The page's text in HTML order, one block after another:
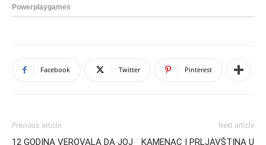
Facebook Twitter Pinterest
Previous article
12 GODINA VEROVALA DA JOJ
Next article
KAMENAC I PRLJAVŠTINA U